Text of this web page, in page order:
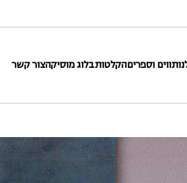
תווים וספריםהקלטותבלוג מוסיקהצור קשר